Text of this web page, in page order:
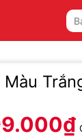
Tìm
₫